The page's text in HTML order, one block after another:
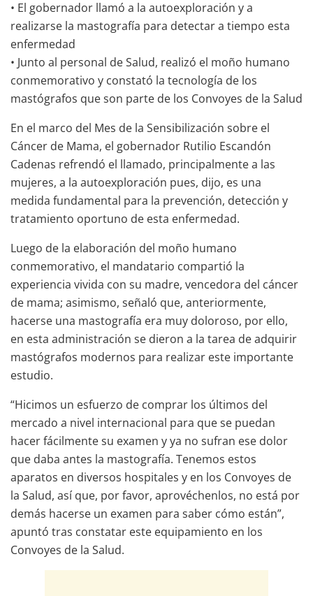
• El gobernador llamó a la autoexploración y a
realizarse la mastografía para detectar a tiempo esta
enfermedad
• Junto al personal de Salud, realizó el moño humano
conmemorativo y constató la tecnología de los
mastógrafos que son parte de los Convoyes de la Salud
En el marco del Mes de la Sensibilización sobre el
Cáncer de Mama, el gobernador Rutilio Escandón
Cadenas refrendó el llamado, principalmente a las
mujeres, a la autoexploración pues, dijo, es una
medida fundamental para la prevención, detección y
tratamiento oportuno de esta enfermedad.
Luego de la elaboración del moño humano
conmemorativo, el mandatario compartió la
experiencia vivida con su madre, vencedora del cáncer
de mama; asimismo, señaló que, anteriormente,
hacerse una mastografía era muy doloroso, por ello,
en esta administración se dieron a la tarea de adquirir
mastógrafos modernos para realizar este importante
estudio.
“Hicimos un esfuerzo de comprar los últimos del
mercado a nivel internacional para que se puedan
hacer fácilmente su examen y ya no sufran ese dolor
que daba antes la mastografía. Tenemos estos
aparatos en diversos hospitales y en los Convoyes de
la Salud, así que, por favor, aprovéchenlos, no está por
demás hacerse un examen para saber cómo están”,
apuntó tras constatar este equipamiento en los
Convoyes de la Salud.